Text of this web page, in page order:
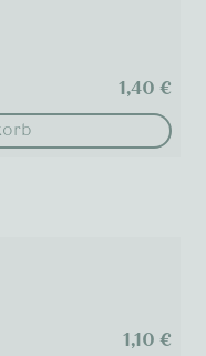
1,40€
1,10€